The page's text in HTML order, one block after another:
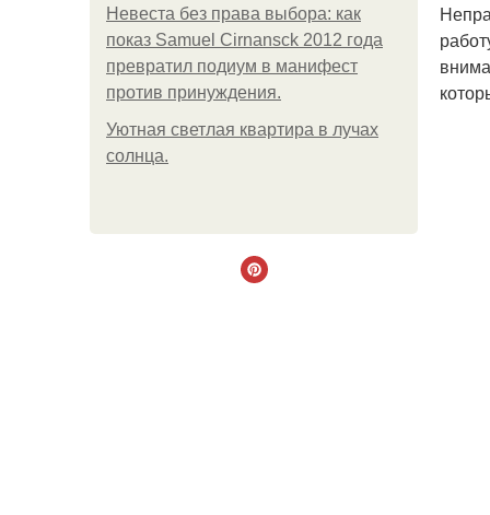
Невеста без права выбора: как
показ Samuel Cirnansck 2012 года
превратил подиум в манифест
против принуждения.
Уютная светлая квартира в лучах
солнца.